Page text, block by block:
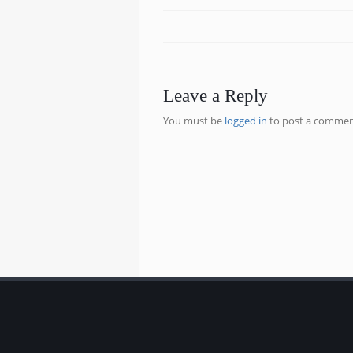
Leave a Reply
You must be logged in to post a